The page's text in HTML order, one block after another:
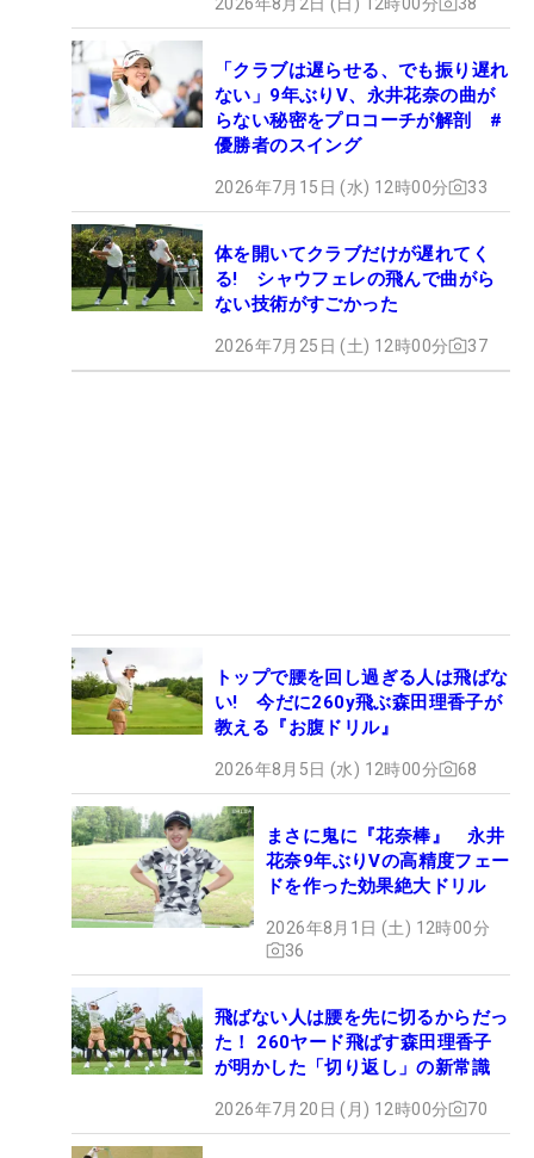
「クラブは遅らせる、でも振り遅れ
ない」9年ぶりV、永井花奈の曲が
らない秘密をプロコーチが解剖 #
優勝者のスイング
2026年7月15日 (水) 12時00分 33
体を開いてクラブだけが遅れてく
る! シャウフェレの飛んで曲がら
ない技術がすごかった
2026年7月25日 (土) 12時00分 37
トップで腰を回し過ぎる人は飛ばな
い! 今だに260y飛ぶ森田理香子が
教える『お腹ドリル』
2026年8月5日 (水) 12時00分 68
まさに鬼に『花奈棒』 永井
花奈9年ぶりVの高精度フェー
ドを作った効果絶大ドリル
2026年8月1日 (土) 12時00分
36
飛ばない人は腰を先に切るからだっ
た！ 260ヤード飛ばす森田理香子
が明かした「切り返し」の新常識
2026年7月20日 (月) 12時00分 70